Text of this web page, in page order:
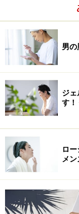
では
のコスメを紹介し
※記事内容は執筆時
い。
男
ジ
す！
ロ
メ